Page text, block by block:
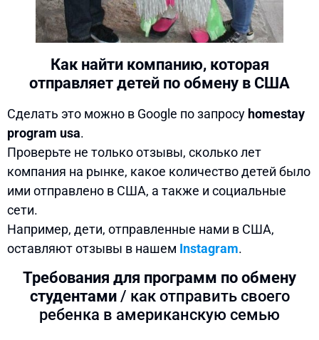
Как найти компанию, которая
отправляет детей по обмену в США
Сделать это можно в Google по запросу homestay
program usa.
Проверьте не только отзывы, сколько лет
компания на рынке, какое количество детей было
ими отправлено в США, а также и социальные
сети.
Например, дети, отправленные нами в США,
оставляют отзывы в нашем Instagram.
Требования для программ по обмену
студентами / как отправить своего
ребенка в американскую семью